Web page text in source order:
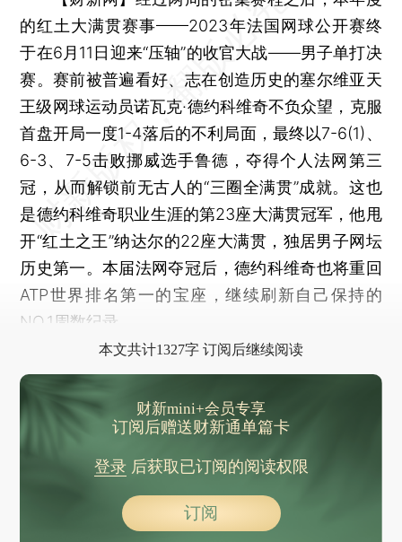
的红土大满贯赛事——2023年法国网球公开赛终
于在6月11日迎来“压轴”的收官大战——男子单打决
赛。赛前被普遍看好、志在创造历史的塞尔维亚天
王级网球运动员诺瓦克·德约科维奇不负众望，克服
首盘开局一度1-4落后的不利局面，最终以7-6(1)、
6-3、7-5击败挪威选手鲁德，夺得个人法网第三
冠，从而解锁前无古人的“三圈全满贯”成就。这也
是德约科维奇职业生涯的第23座大满贯冠军，他甩
开“红土之王”纳达尔的22座大满贯，独居男子网坛
历史第一。本届法网夺冠后，德约科维奇也将重回
ATP世界排名第一的宝座，继续刷新自己保持的
NO.1周数纪录。
本文共计1327字 订阅后继续阅读
财新mini+会员专享
订阅后赠送财新通单篇卡
登录后获取已订阅的阅读权限
订阅